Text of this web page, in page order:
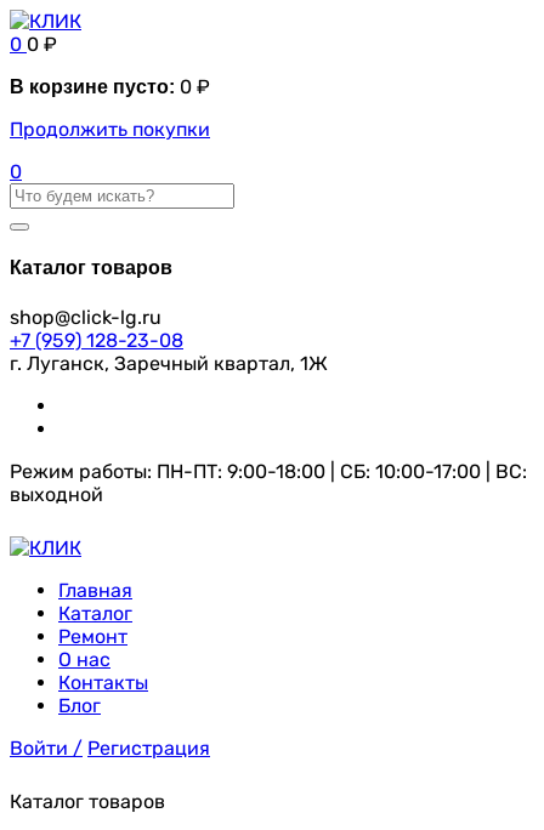
0 0 ₽
В корзине пусто: 0 ₽
Продолжить покупки
0
Каталог товаров
shop@click-lg.ru
+7 (959) 128-23-08
г. Луганск, Заречный квартал, 1Ж
Режим работы: ПН-ПТ: 9:00-18:00 | СБ: 10:00-17:00 | ВС:
выходной
Главная
Каталог
Ремонт
О нас
Контакты
Блог
Войти / Регистрация
Каталог товаров